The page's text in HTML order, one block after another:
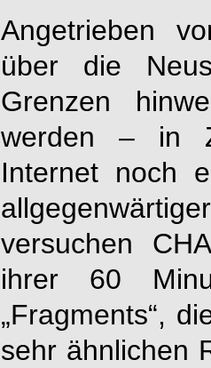
Angetrieben
über die
Grenzen
werden – in
Internet noch
versuchen
ihrer 60
„Fragments“,
sehr ähnlichen